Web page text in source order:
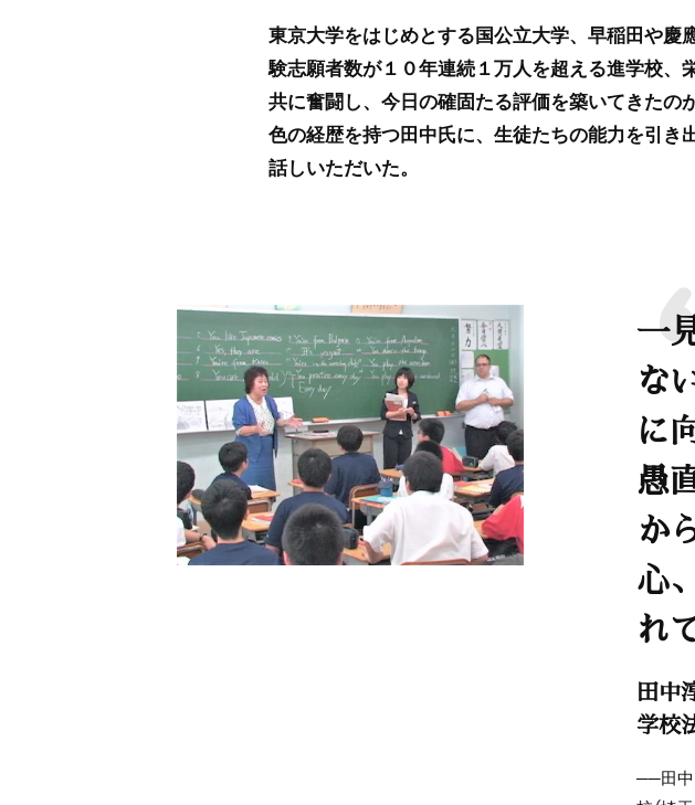
東京大学をはじめとする国公立大学、早稲田や
験志願者数が１０年連続１万人を超える進学校
共に奮闘し、今日の確固たる評価を築いてきた
色の経歴を持つ田中氏に、生徒たちの能力を引
話しいただいた。
一
な
に
愚
か
心
れ
田中
学校
──田中